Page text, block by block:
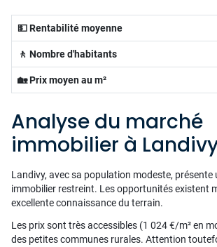
💵 Rentabilité moyenne
🚶 Nombre d'habitants
🏡 Prix moyen au m²
Analyse du marché
immobilier à
Landivy, avec sa population modeste, présente
immobilier restreint. Les opportunités existent
excellente connaissance du terrain.
Les prix sont très accessibles (1 024 €/m² en
des petites communes rurales. Attention